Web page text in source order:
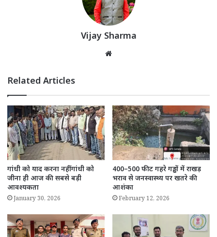
Vijay Sharma
Related Articles
गांधी को याद करना नहीं गांधी को
जीना ही आज की सबसे बड़ी
आवश्यकता
January 30, 2026
400–500 फीट गहरे गड्ढों में राखड़
भराव से जनस्वास्थ्य पर खतरे की
आशंका
February 12, 2026